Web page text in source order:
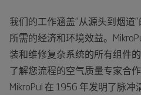
我们的工作涵盖“从源头到烟道
所需的经济和环境效益。
装和维修复杂系统的所有组件
了解您流程的空气质量专家合
MikroPul 在 1956 年发明了脉